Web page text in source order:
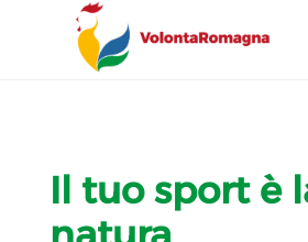
Il tuo sport è